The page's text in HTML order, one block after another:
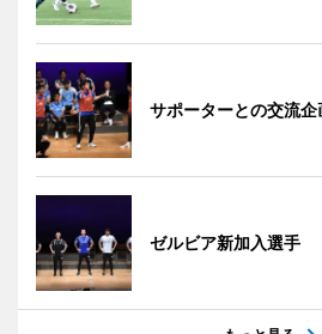
サポーターとの交流企
ゼルビア新加入選手